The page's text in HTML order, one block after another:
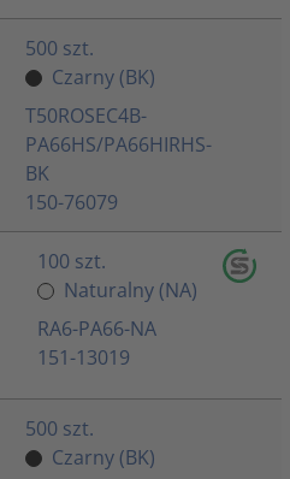
500 szt.
Czarny (BK)
T50ROSEC4B-
PA66HS/PA66HIRHS-
BK
150-76079
100 szt.
Naturalny (NA)
RA6-PA66-NA
151-13019
500 szt.
Czarny (BK)